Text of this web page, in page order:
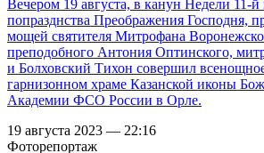
Вечером 19 августа, в канун Недели 11-
попразднства Преображения Господня,
мощей святителя Митрофана
преподобного Антония Оптинского,
и Болховский Тихон совершил
гарнизонном храме Казанской иконы
Академии ФСО России в Орле.
19 августа 2023 — 22:16
Фоторепортаж